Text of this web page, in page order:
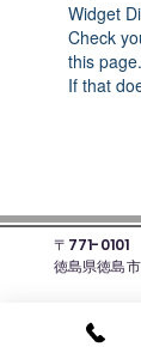
Widget
Check
this page.
If that
〒771-0101
徳島県徳島
☎088-